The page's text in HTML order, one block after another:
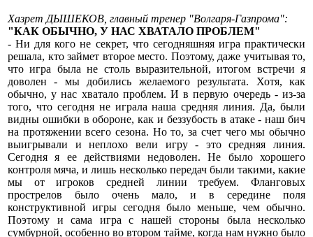
Хазрет ДЫШЕКОВ, главный тренер "Волгаря-Газпрома":
"КАК ОБЫЧНО, У НАС ХВАТАЛО ПРОБЛЕМ"
- Ни для кого не секрет, что сегодняшняя игра практически
решала, кто займет второе место. Поэтому, даже учитывая то,
что игра была не столь выразительной, итогом встречи я
доволен - мы добились желаемого результата. Хотя, как
обычно, у нас хватало проблем. И в первую очередь - из-за
того, что сегодня не играла наша средняя линия. Да, были
видны ошибки в обороне, как и беззубость в атаке - наш бич
на протяжении всего сезона. Но то, за счет чего мы обычно
выигрывали и неплохо вели игру - это средняя линия.
Сегодня я ее действиями недоволен. Не было хорошего
контроля мяча, и лишь несколько передач были такими, какие
мы от игроков средней линии требуем. Фланговых
прострелов было очень мало, и в середине поля
конструктивной игры сегодня было меньше, чем обычно.
Поэтому и сама игра с нашей стороны была несколько
сумбурной, особенно во втором тайме, когда нам нужно было